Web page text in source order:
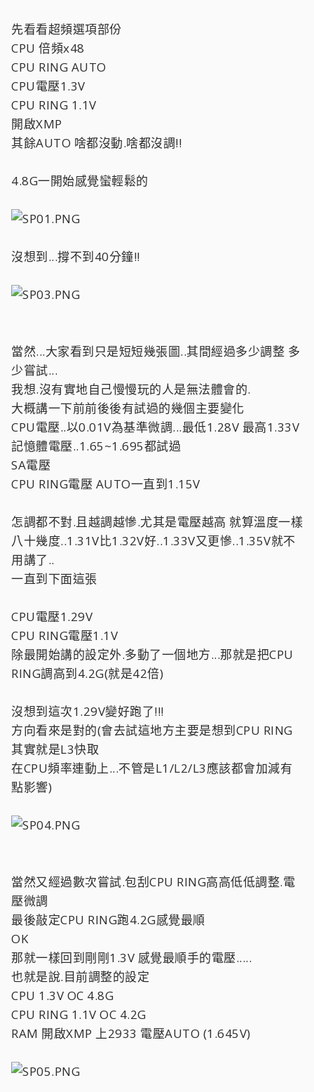
先看看超頻選項部份
CPU 倍頻x48
CPU RING AUTO
CPU電壓1.3V
CPU RING 1.1V
開啟XMP
其餘AUTO 啥都沒動.啥都沒調!!
4.8G一開始感覺蠻輕鬆的
沒想到...撐不到40分鐘!!
當然...大家看到只是短短幾張圖..其間經過多少調整 多
少嘗試...
我想.沒有實地自己慢慢玩的人是無法體會的.
大概講一下前前後後有試過的幾個主要變化
CPU電壓..以0.01V為基準微調...最低1.28V 最高1.33V
記憶體電壓..1.65~1.695都試過
SA電壓
CPU RING電壓 AUTO一直到1.15V
怎調都不對.且越調越慘.尤其是電壓越高 就算溫度一樣
八十幾度..1.31V比1.32V好..1.33V又更慘..1.35V就不
用講了..
一直到下面這張
CPU電壓1.29V
CPU RING電壓1.1V
除最開始講的設定外.多動了一個地方...那就是把CPU
RING調高到4.2G(就是42倍)
沒想到這次1.29V變好跑了!!!
方向看來是對的(會去試這地方主要是想到CPU RING
其實就是L3快取
在CPU頻率連動上...不管是L1/L2/L3應該都會加減有
點影響)
當然又經過數次嘗試.包刮CPU RING高高低低調整.電
壓微調
最後敲定CPU RING跑4.2G感覺最順
OK
那就一樣回到剛剛1.3V 感覺最順手的電壓.....
也就是說.目前調整的設定
CPU 1.3V OC 4.8G
CPU RING 1.1V OC 4.2G
RAM 開啟XMP 上2933 電壓AUTO (1.645V)